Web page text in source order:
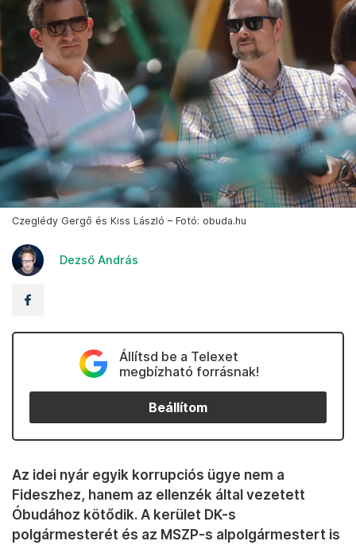
Czeglédy Gergő és Kiss László – Fotó: obuda.hu
Dezső András
Állítsd be a Telexet
megbízható forrásnak!
Beállítom
Az idei nyár egyik korrupciós ügye nem a
Fideszhez, hanem az ellenzék által vezetett
Óbudához kötődik. A kerület DK-s
polgármesterét és az MSZP-s alpolgármestert is